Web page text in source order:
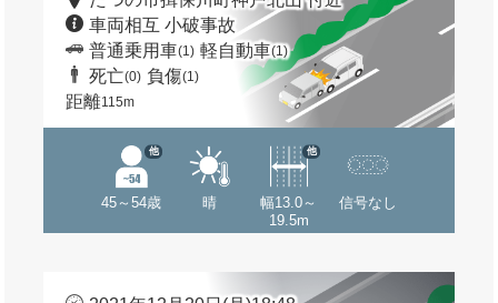
車両相互 小破事故
普通乗用車(1) 軽自動車(1)
死亡(0) 負傷(1)
距離115m
45～54歳
他
晴
幅13.0～
19.5m
他
信号なし